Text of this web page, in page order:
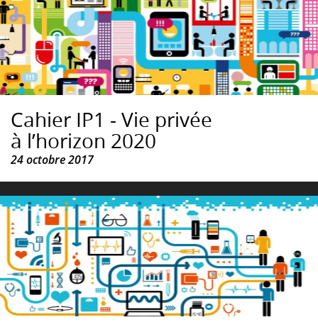
Cahier IP1 - Vie privée
à l’horizon 2020
24 octobre 2017